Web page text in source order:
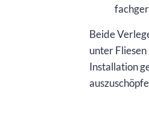
Beide
unter
Installation